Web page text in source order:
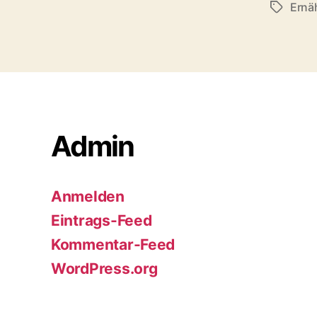
Admin
Anmelden
Eintrags-Feed
Kommentar-Feed
WordPress.org